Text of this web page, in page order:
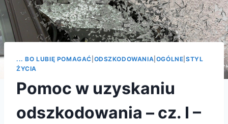
... BO LUBIĘ POMAGAĆ ODSZKODOWANIA OGÓLNE |STYL
ŻYCIA
Pomoc w uzyskaniu
odszkodowania – cz. I –